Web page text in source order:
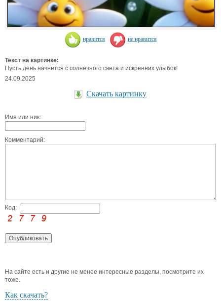
нравится не нравится
Текст на картинке:
Пусть день начнётся с солнечного света и искренних улыбок!
24.09.2025
Скачать картинку
Имя или ник:
Комментарий:
Код:
На сайте есть и другие не менее интересные разделы, посмотрите их
тоже.
Как скачать?